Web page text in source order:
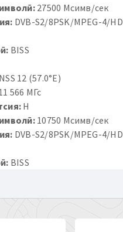
27500 Мсимв/сек
DVB-S2/8PSK/MPEG-4/HD
BISS
12 (57.0°E)
566 МГс
H
10750 Мсимв/сек
DVB-S2/8PSK/MPEG-4/HD
BISS